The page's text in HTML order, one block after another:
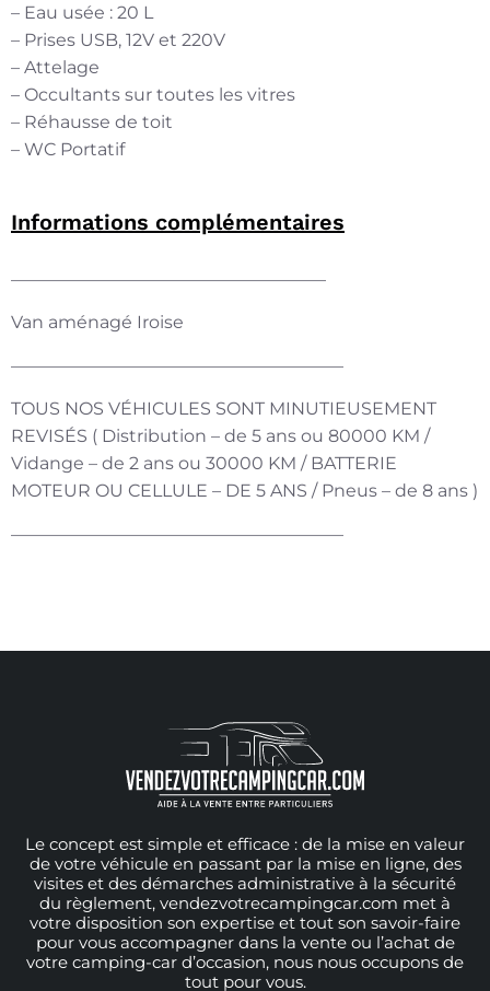
– Eau usée : 20 L
– Prises USB, 12V et 220V
– Attelage
– Occultants sur toutes les vitres
– Réhausse de toit
– WC Portatif
Informations complémentaires
——————————————————
Van aménagé Iroise
———————————————————
TOUS NOS VÉHICULES SONT MINUTIEUSEMENT
REVISÉS ( Distribution – de 5 ans ou 80000 KM /
Vidange – de 2 ans ou 30000 KM / BATTERIE
MOTEUR OU CELLULE – DE 5 ANS / Pneus – de 8 ans )
———————————————————
Le concept est simple et efficace : de la mise en valeur
de votre véhicule en passant par la mise en ligne, des
visites et des démarches administrative à la sécurité
du règlement, vendezvotrecampingcar.com met à
votre disposition son expertise et tout son savoir-faire
pour vous accompagner dans la vente ou l’achat de
votre camping-car d’occasion, nous nous occupons de
tout pour vous.